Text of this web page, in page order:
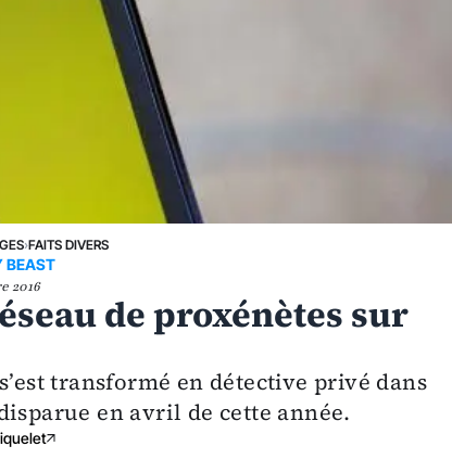
›FAITS DIVERS
BEAST
2016
de proxénètes sur
transformé en détective privé dans
en avril de cette année.